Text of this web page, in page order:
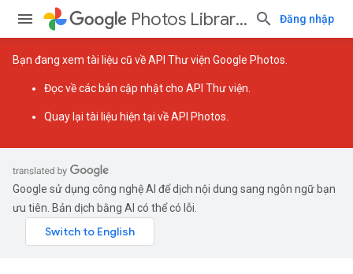
Photos Library API (Legacy documentation) Đăng nhập
Bạn đang xem tài liệu cũ về API Thư viện Google Photos.
Đọc vềcác bản cập nhật cho API Thư viện
Quay lại tài liệu hiện tại về API Photos
Google sử dụng công nghệ AI để dịch nội dung sang ngôn ngữ bạn
ưu tiên. Bản dịch bằng AI có thể có lỗi.